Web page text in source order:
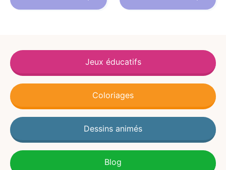
Jeux éducatifs
Coloriages
Dessins animés
Blog